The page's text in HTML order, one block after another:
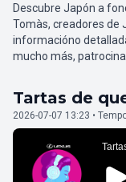
Descubre Japón a
Tomàs, creadores de
informacióno
mucho más,
Tartas de
2026-07-07 13:23 •